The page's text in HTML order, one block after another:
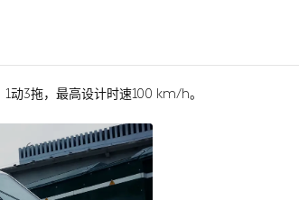
动3拖，最高设计时速100 km/h。